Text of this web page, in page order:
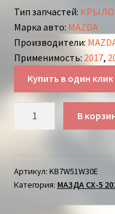
Тип запчастей: КРЫЛО
Марка авто: MAZDA
Производители:
Применимость: 2017,
Купить в один клик
ПЕРЕДНЕГО
ЛЕВОГО
В
Артикул: KB7W51W30E
Категория: МАЗДА СХ-5